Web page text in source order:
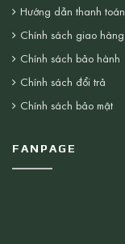
Hướng dẫn thanh toán
Chính sách giao hàng
Chính sách bảo hành
Chính sách đổi trả
Chính sách bảo mật
FANPAGE